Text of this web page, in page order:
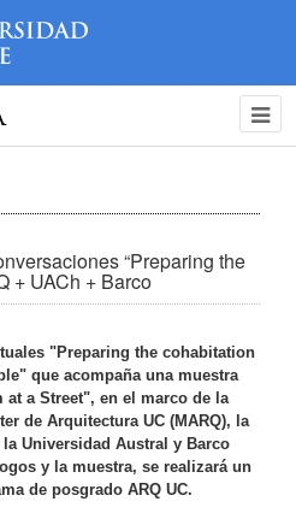
“Preparing the
+ UACh + Barco
"Preparing the cohabitation
que acompaña una muestra
a Street", en el marco de la
de Arquitectura UC (MARQ), la
Universidad Austral y Barco
y la muestra, se realizará un
de posgrado ARQ UC.